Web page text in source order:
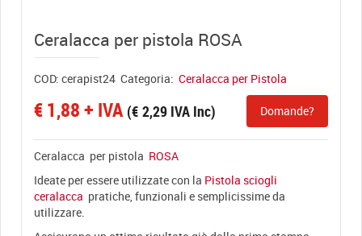
Ceralacca per pistola ROSA
COD: cerapist24 Categoria: Ceralacca per Pistola
€ 1,88+ IVA (€ 2,29 IVA Inc) Domande?
Ceralacca per pistola ROSA
Ideate per essere utilizzate con la Pistola sciogli
ceralacca pratiche, funzionali e semplicissime da
utilizzare.